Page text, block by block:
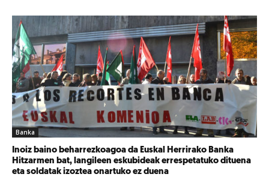
Banka
Inoiz baino beharrezkoagoa da Euskal Herrirako Banka
Hitzarmen bat, langileen eskubideak errespetatuko dituena
eta soldatak izoztea onartuko ez duena